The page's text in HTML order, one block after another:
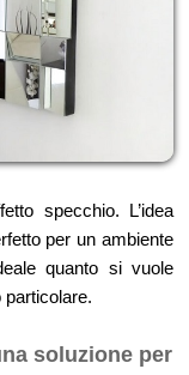
specchio. L’idea
per un ambiente
quanto si vuole
particolare.
soluzione per